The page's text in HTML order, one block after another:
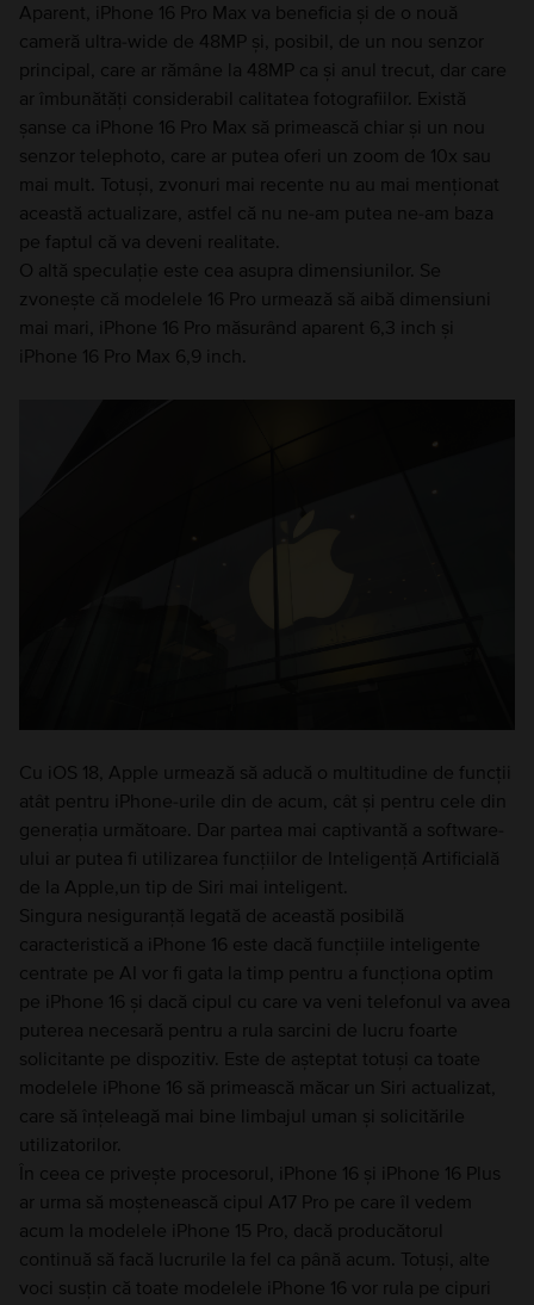
Aparent, iPhone 16 Pro Max va beneficia și de o nouă
cameră ultra-wide de 48MP și, posibil, de un nou senzor
principal, care ar rămâne la 48MP ca și anul trecut, dar care
ar îmbunătăți considerabil calitatea fotografiilor. Există
șanse ca iPhone 16 Pro Max să primească chiar și un nou
senzor telephoto, care ar putea oferi un zoom de 10x sau
mai mult. Totuși, zvonuri mai recente nu au mai menționat
această actualizare, astfel că nu ne-am putea ne-am baza
pe faptul că va deveni realitate.
O altă speculație este cea asupra dimensiunilor. Se
zvonește că modelele 16 Pro urmează să aibă dimensiuni
mai mari, iPhone 16 Pro măsurând aparent 6,3 inch și
iPhone 16 Pro Max 6,9 inch.
Cu iOS 18, Apple urmează să aducă o multitudine de funcții
atât pentru iPhone-urile din de acum, cât și pentru cele din
generația următoare. Dar partea mai captivantă a software-
ului ar putea fi utilizarea funcțiilor de Inteligență Artificială
de la Apple,un tip de Siri mai inteligent.
Singura nesiguranță legată de această posibilă
caracteristică a iPhone 16 este dacă funcțiile inteligente
centrate pe AI vor fi gata la timp pentru a funcționa optim
pe iPhone 16 și dacă cipul cu care va veni telefonul va avea
puterea necesară pentru a rula sarcini de lucru foarte
solicitante pe dispozitiv. Este de așteptat totuși ca toate
modelele iPhone 16 să primească măcar un Siri actualizat,
care să înțeleagă mai bine limbajul uman și solicitările
utilizatorilor.
În ceea ce privește procesorul, iPhone 16 și iPhone 16 Plus
ar urma să moștenească cipul A17 Pro pe care îl vedem
acum la modelele iPhone 15 Pro, dacă producătorul
continuă să facă lucrurile la fel ca până acum. Totuși, alte
voci susțin că toate modelele iPhone 16 vor rula pe cipuri